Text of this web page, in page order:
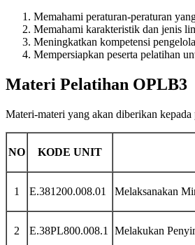
Memahami peraturan-peraturan
Memahami karakteristik dan jenis
Meningkatkan kompetensi
Mempersiapkan peserta pelatihan
Materi Pelatihan OPLB3
Materi-materi yang akan diberikan
NO KODE UNIT
1 E.381200.008.01 Melaksanakan
2 E.38PL800.008.1 Melakukan